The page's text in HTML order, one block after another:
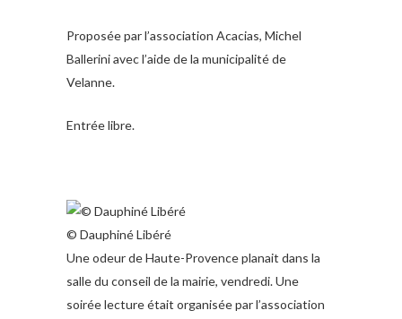
Proposée par l’association Acacias, Michel
Ballerini avec l’aide de la municipalité de
Velanne.
Entrée libre.
© Dauphiné Libéré
Une odeur de Haute-Provence planait dans la
salle du conseil de la mairie, vendredi. Une
soirée lecture était organisée par l’association